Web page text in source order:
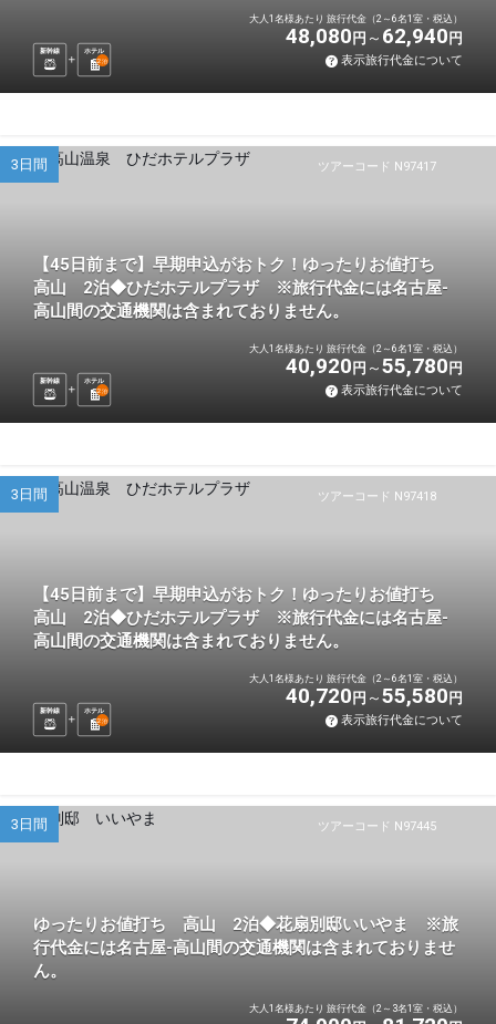
新幹線
ホテル
2泊
大人1名様あたり 旅行代金（2～6名1室・税込）
48,080 円 62,940 円
表示旅行代金について
ツアーコード N97417
3日間
【45日前まで】早期申込がおトク！ゆったりお値打ち
高山 2泊◆ひだホテルプラザ ※旅行代金には名古屋-
高山間の交通機関は含まれておりません。
新幹線
ホテル
2泊
大人1名様あたり 旅行代金（2～6名1室・税込）
40,920 円 55,780 円
表示旅行代金について
ツアーコード N97418
3日間
【45日前まで】早期申込がおトク！ゆったりお値打ち
高山 2泊◆ひだホテルプラザ ※旅行代金には名古屋-
高山間の交通機関は含まれておりません。
新幹線
ホテル
2泊
大人1名様あたり 旅行代金（2～6名1室・税込）
40,720 円 55,580 円
表示旅行代金について
ツアーコード N97445
3日間
ゆったりお値打ち 高山 2泊◆花扇別邸いいやま ※旅
行代金には名古屋-高山間の交通機関は含まれておりませ
ん。
大人1名様あたり 旅行代金（2～3名1室・税込）